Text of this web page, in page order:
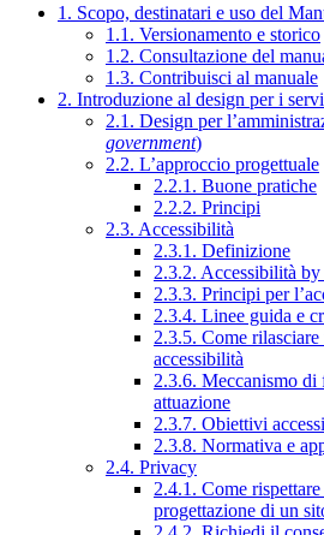
1. Scopo, destinatari e uso del
1.1. Versionamento e storico
1.2. Consultazione del
1.3. Contribuisci al manuale
2. Introduzione al design per i
2.1. Design per
government)
2.2. L’approccio progettuale
2.2.1. Buone pratiche
2.2.2. Principi
2.3. Accessibilità
2.3.1. Definizione
2.3.2. Accessibilità by
2.3.3. Principi per
2.3.4. Linee guida e
2.3.5. Come
accessibilità
2.3.6. Meccanismo di
attuazione
2.3.7. Obiettivi
2.3.8. Normativa e
2.4. Privacy
2.4.1. Come
progettazione di un